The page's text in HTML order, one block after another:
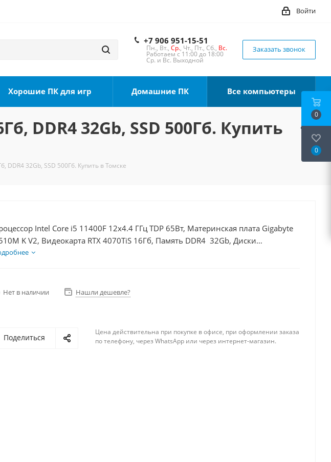
Войти
+7 906 951-15-51
Пн., Вт., Ср., Чт., Пт., Сб., Вс.
Работаем с 11:00 до 18:00
Ср. и Вс. Выходной
Заказать звонок
Хорошие ПК для игр Домашние ПК Все компьютеры
DDR4 32Gb, SSD 500Гб. Купить
DDR4 32Gb, SSD 500Гб. Купить в Томске
Intel Core i5 11400F 12x4.4 ГГц TDP 65Вт, Материнская плата Gigabyte
K V2, Видеокарта RTX 4070TiS 16Гб, Память DDR4 32Gb, Диски
500Гб, БП 750Вт
Нет в наличии Нашли дешевле?
Поделиться
Цена действительна при покупке в офисе, при оформлении заказа
по телефону, через WhatsApp или через интернет-магазин.
0
0